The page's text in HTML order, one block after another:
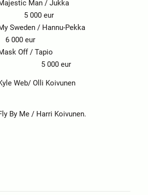
Man / Jukka
000 eur
/ Hannu-Pekka
eur
/ Tapio
5 000 eur
Web/ Olli Koivunen
Me / Harri Koivunen.